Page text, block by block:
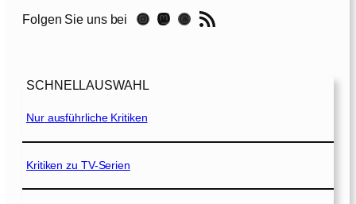
e
a
a
–
Folgen Sie uns bei Instagram Mastodon Threads RSS-Feed
SCHNELLAUSWAHL
Nur ausführliche Kritiken
Kritiken zu TV-Serien